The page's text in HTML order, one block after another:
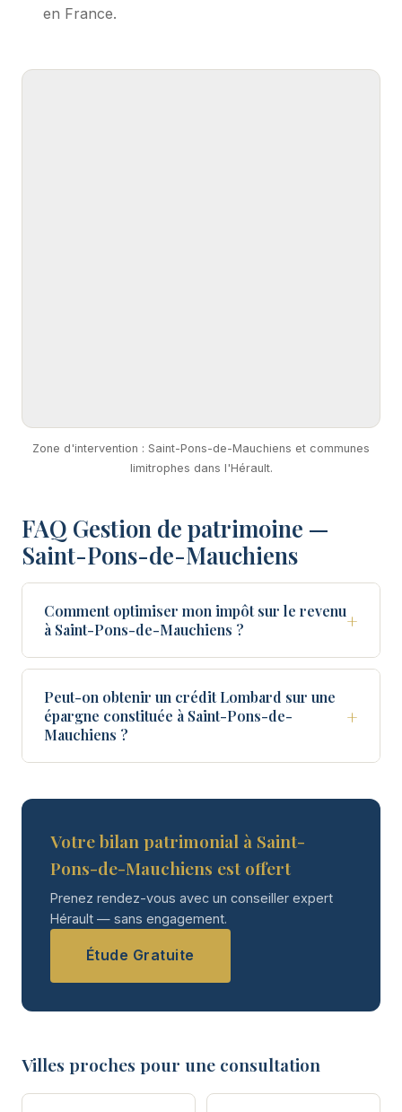
en France.
Zone d'intervention : Saint-Pons-de-Mauchiens et communes
limitrophes dans l'Hérault.
FAQ Gestion de patrimoine —
Saint-Pons-de-Mauchiens
Comment optimiser mon impôt sur le revenu
à Saint-Pons-de-Mauchiens ?
+
Peut-on obtenir un crédit Lombard sur une
épargne constituée à Saint-Pons-de-
Mauchiens ?
+
Votre bilan patrimonial à Saint-
Pons-de-Mauchiens est offert
Prenez rendez-vous avec un conseiller expert
Hérault — sans engagement.
Étude Gratuite
Villes proches pour une consultation